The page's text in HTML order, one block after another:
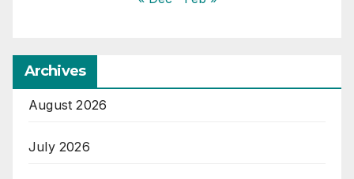
Archives
August 2026
July 2026